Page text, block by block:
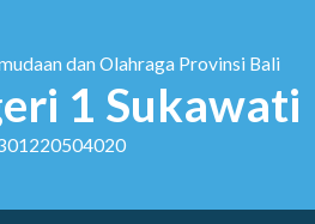
dan Olahraga Provinsi Bali
1 Sukawati